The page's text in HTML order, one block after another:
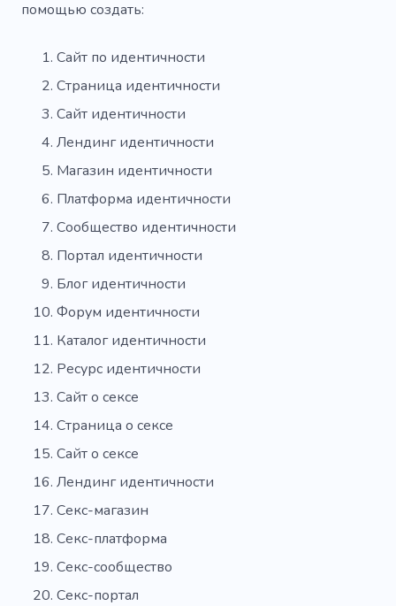
помощью создать:
Сайт по идентичности
Страница идентичности
Сайт идентичности
Лендинг идентичности
Магазин идентичности
Платформа идентичности
Сообщество идентичности
Портал идентичности
Блог идентичности
Форум идентичности
Каталог идентичности
Ресурс идентичности
Сайт о сексе
Страница о сексе
Сайт о сексе
Лендинг идентичности
Секс-магазин
Секс-платформа
Секс-сообщество
Секс-портал